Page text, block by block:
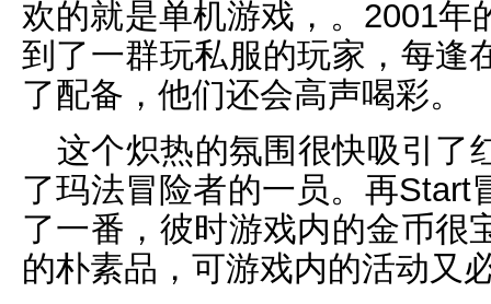
欢的就是单机游戏，。2001年
到了一群玩私服的玩家，每逢
了配备，他们还会高声喝彩。
这个炽热的氛围很快吸引了
了玛法冒险者的一员。再Start
了一番，彼时游戏内的金币很
的朴素品，可游戏内的活动又